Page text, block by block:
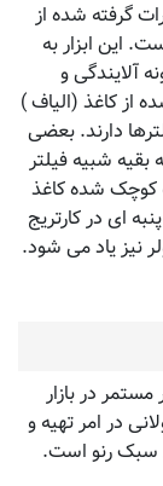
گرفته شده از
این ابزار به
آلایندگی و
از کاغذ (الیاف )
دارند. بعضی
بقیه شبیه فیلتر
کوچک شده کاغذ
ای در کارتریج
نیز یاد می شود.
در بازار
در امر تهیه و
سبک رنو است.